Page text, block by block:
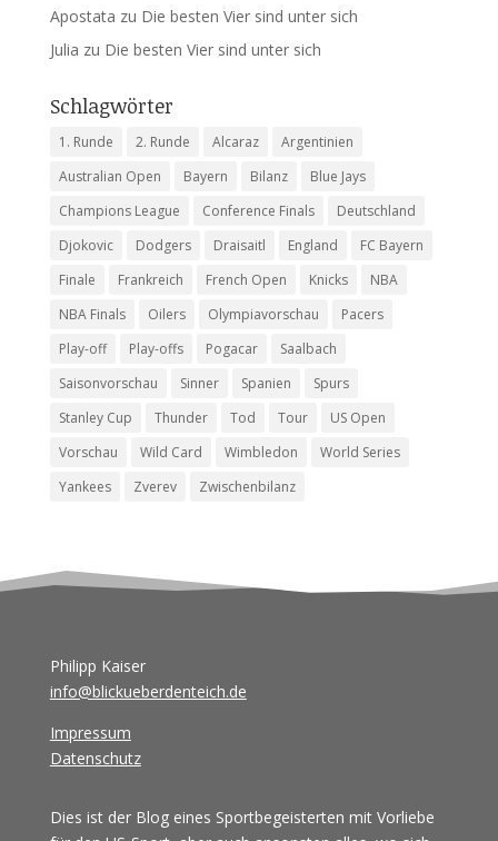
Apostata zu Die besten Vier sind unter sich
Julia zu Die besten Vier sind unter sich
Schlagwörter
1. Runde 2. Runde Alcaraz
Argentinien
Australian Open
Bayern Bilanz
Blue Jays
Champions League
Conference Finals
Deutschland
Djokovic
Dodgers Draisaitl England
FC Bayern
Finale
Frankreich French Open Knicks
NBA
NBA Finals
Oilers Olympiavorschau
Pacers
Play-off
Play-offs Pogacar
Saalbach
Saisonvorschau
Sinner Spanien
Spurs
Stanley Cup
Thunder Tod Tour
US Open
Vorschau
Wild Card Wimbledon
World Series
Yankees
Zverev Zwischenbilanz
Philipp Kaiser
info@blickueberdenteich.de
Impressum
Datenschutz
Dies ist der Blog eines Sportbegeisterten mit Vorliebe